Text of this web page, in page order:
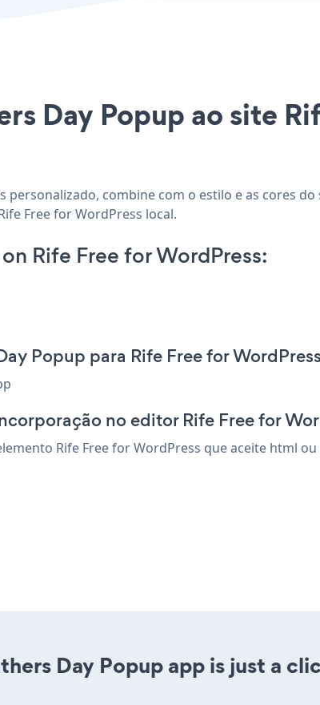
Day Popup ao site
combine com o estilo e as cores
Free for WordPress local.
Rife Free for WordPress:
Popup para Rife Free for WordPress
no editor Rife Free for
Rife Free for WordPress que aceite html
Day Popup app is just a